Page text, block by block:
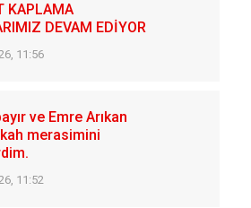
KAPLAMA
DEVAM EDİYOR
11:56
ve Emre Arıkan
merasimini
11:52